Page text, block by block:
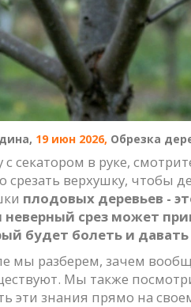
19 июн 2026, Обрезка
с секатором в руке,
верхушку, чтобы
плодовых деревьев -
срез может
будет болеть и
мы разберем, зачем
Мы также
эти знания прямо на